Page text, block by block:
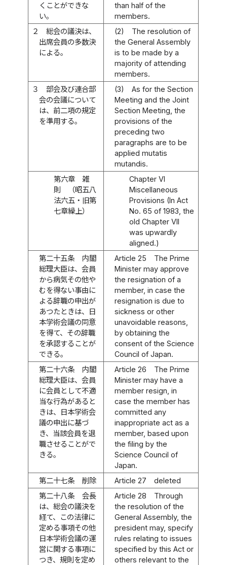
くことができな
い。
than half of the
members.
２
総会の議決は、
出席会員の多数決
による。
(2)
The resolution of
the General Assembly
is to be made by a
majority of attending
members.
３
部会及び連合部
会の会議について
は、前二項の規定
を準用する。
(3)
As for the Section
Meeting and the Joint
Section Meeting, the
provisions of the
preceding two
paragraphs are to be
applied mutatis
mutandis.
第六章 雑
則 （昭五八
法六五・旧第
七章繰上）
Chapter VI
Miscellaneous
Provisions (In Act
No. 65 of 1983, the
old Chapter VII
was upwardly
aligned.)
第二十五条
内閣
総理大臣は、会員
から病気その他や
むを得ない事由に
よる辞職の申出が
あつたときは、日
本学術会議の同意
を得て、その辞職
を承認することが
できる。
Article 25
The Prime
Minister may approve
the resignation of a
member, in case the
resignation is due to
sickness or other
unavoidable reasons,
by obtaining the
consent of the Science
Council of Japan.
第二十六条
内閣
総理大臣は、会員
に会員として不適
当な行為があると
きは、日本学術会
議の申出に基づ
き、当該会員を退
職させることがで
きる。
Article 26
The Prime
Minister may have a
member resign, in
case the member has
committed any
inappropriate act as a
member, based upon
the filing by the
Science Council of
Japan.
第二十七条
削除 Article 27
deleted
第二十八条
会長
は、総会の議決を
経て、この法律に
定める事項その他
日本学術会議の運
営に関する事項に
つき、規則を定め
Article 28
Through
the resolution of the
General Assembly, the
president may, specify
rules relating to issues
specified by this Act or
others relevant to the